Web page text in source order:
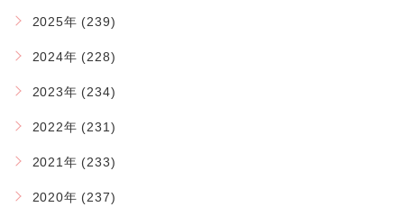
2025年 (239)
2024年 (228)
2023年 (234)
2022年 (231)
2021年 (233)
2020年 (237)